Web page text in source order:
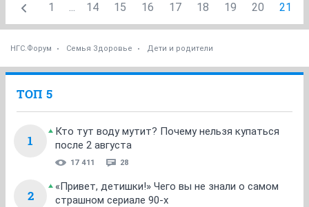
1 ... 14 15 16 17 18 19 20 21
НГС.Форум Семья Здоровье Дети и родители
ТОП 5
1
Кто тут воду мутит? Почему нельзя купаться
после 2 августа
17 411 28
2
«Привет, детишки!» Чего вы не знали о самом
страшном сериале 90-х